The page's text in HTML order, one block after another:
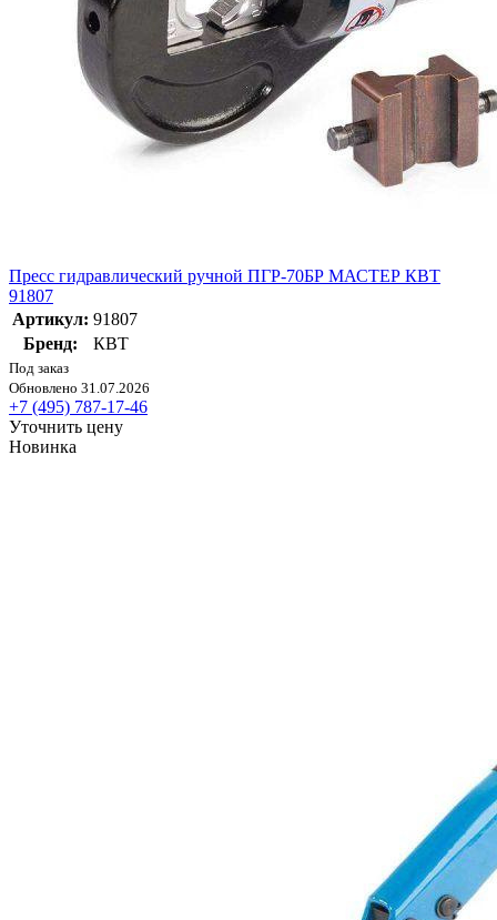
Пресс гидравлический ручной ПГР-70БР МАСТЕР КВТ
91807
Артикул: 91807
Бренд:
КВТ
Под заказ
Обновлено 31.07.2026
+7 (495) 787-17-46
Уточнить цену
Новинка